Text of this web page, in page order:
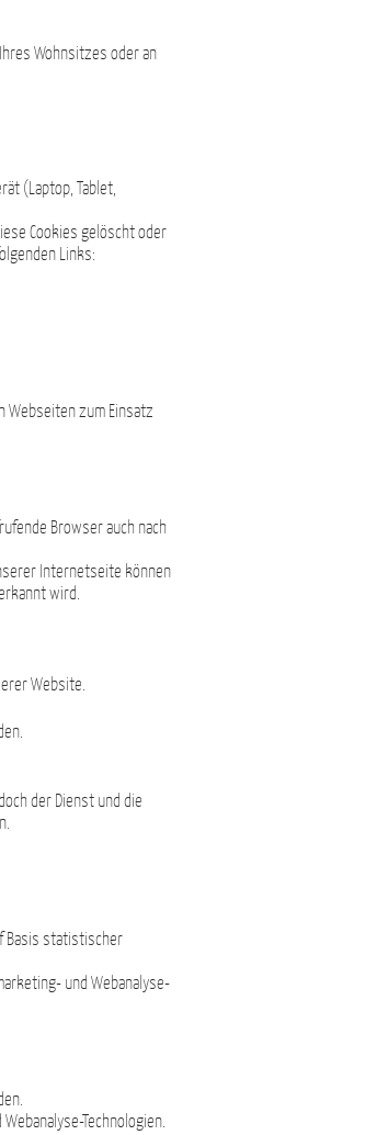
Wohnsitzes oder an
(Laptop, Tablet,
Cookies gelöscht oder
Links:
Webseiten zum Einsatz
Browser auch nach
Internetseite können
wird.
Website.
der Dienst und die
Basis statistischer
und Webanalyse-
Technologien.